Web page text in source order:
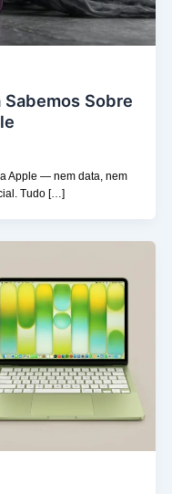
Sabemos Sobre
Apple — nem data, nem
Tudo […]